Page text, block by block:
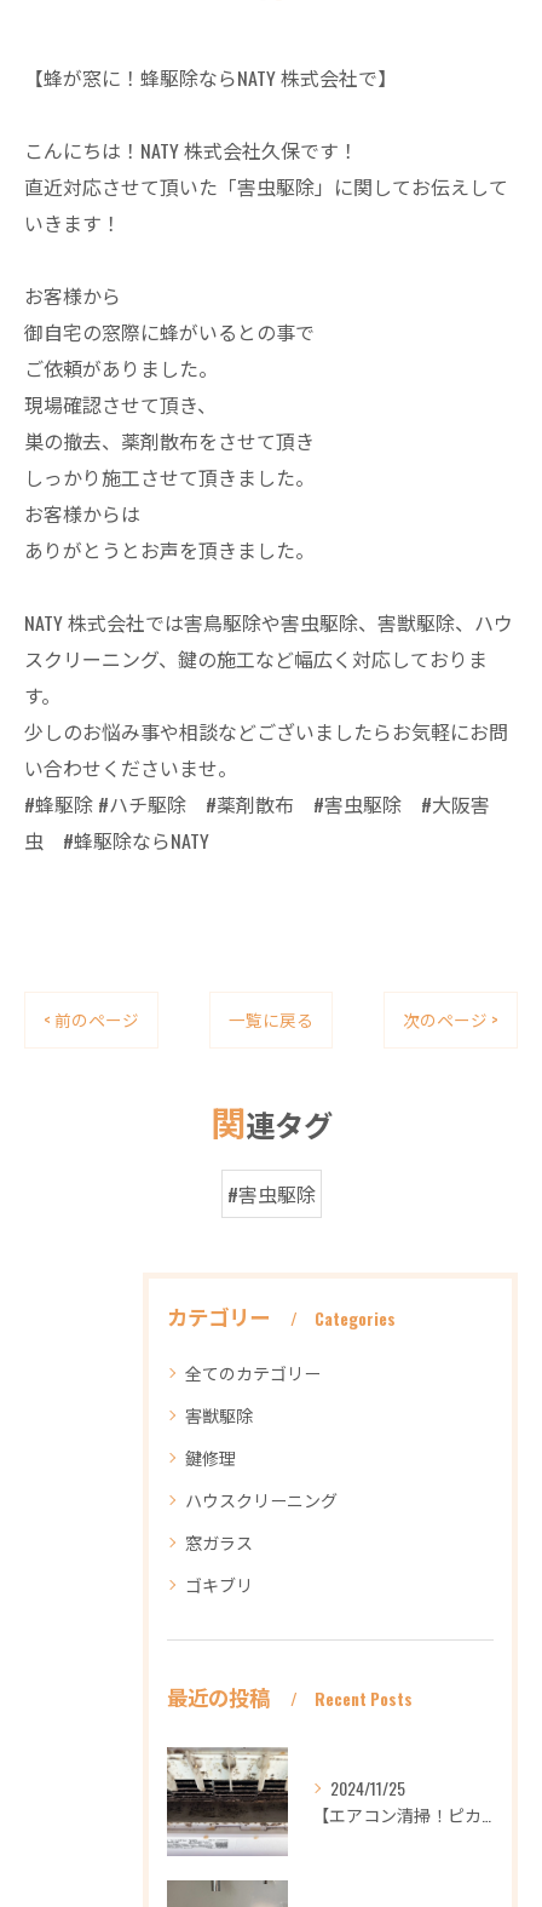
【蜂が窓に！蜂駆除ならNATY 株式会社で】
こんにちは！NATY 株式会社久保です！
直近対応させて頂いた「害虫駆除」に関してお伝えして
いきます！
お客様から
御自宅の窓際に蜂がいるとの事で
ご依頼がありました。
現場確認させて頂き、
巣の撤去、薬剤散布をさせて頂き
しっかり施工させて頂きました。
お客様からは
ありがとうとお声を頂きました。
NATY 株式会社では害鳥駆除や害虫駆除、害獣駆除、ハウ
スクリーニング、鍵の施工など幅広く対応しておりま
す。
少しのお悩み事や相談などございましたらお気軽にお問
い合わせくださいませ。
#蜂駆除 #ハチ駆除 #薬剤散布 #害虫駆除 #大阪害
虫 #蜂駆除ならNATY
< 前のページ 一覧に戻る 次のページ >
関連タグ
#害虫駆除
カテゴリー Categories
全てのカテゴリー
害獣駆除
鍵修理
ハウスクリーニング
窓ガラス
ゴキブリ
最近の投稿 Recent Posts
2024/11/25
【エアコン清掃！ピカピカ綺麗に！ハウスクリーニングなら